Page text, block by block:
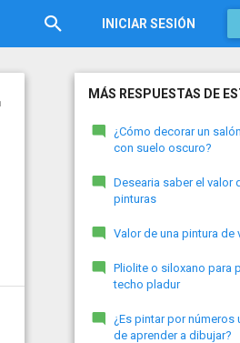
INICIAR SESIÓN
MÁS RESPUESTAS DE
¿Cómo decorar un
con suelo oscuro?
Desearia saber el valor
pinturas
Valor de una pintura de
Pliolite o siloxano para
techo pladur
¿Es pintar por números
de aprender a dibujar?